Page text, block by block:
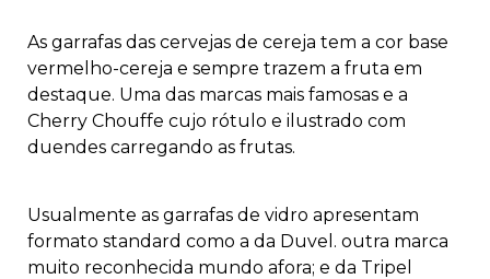
As garrafas das cervejas de ce­reja tem a cor base
vermelho-ce­reja e sempre trazem a fruta em
destaque. Uma das marcas mais famosas e a
Cherry Chouffe cujo rótulo e ilustrado com
duendes carregando as frutas.
Usualmente as garrafas de vidro apresentam
formato standard como a da Duvel. outra marca
muito reconhecida mundo afora; e da Tripel